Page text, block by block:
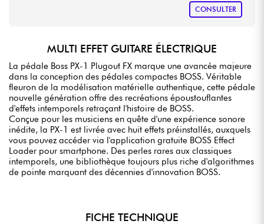
CONSULTER
MULTI EFFET GUITARE ÉLECTRIQUE
La pédale Boss PX-1 Plugout FX marque une avancée majeure
dans la conception des pédales compactes BOSS. Véritable
fleuron de la modélisation matérielle authentique, cette pédale
nouvelle génération offre des recréations époustouflantes
d'effets intemporels retraçant l'histoire de BOSS.
Conçue pour les musiciens en quête d'une expérience sonore
inédite, la PX-1 est livrée avec huit effets préinstallés, auxquels
vous pouvez accéder via l'application gratuite BOSS Effect
Loader pour smartphone. Des perles rares aux classiques
intemporels, une bibliothèque toujours plus riche d'algorithmes
de pointe marquant des décennies d'innovation BOSS.
FICHE TECHNIQUE